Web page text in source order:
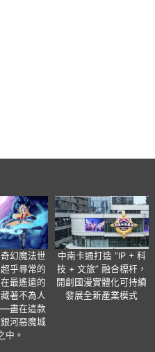
幻魔法世
乎尋常的
最遙遠的
著不為人
盡在這款
河惡魔城
中。
中南卡通打造 “IP + 科
技 + 文旅” 融合標杆，
開創國漫實體化可持續
發展全新產業模式